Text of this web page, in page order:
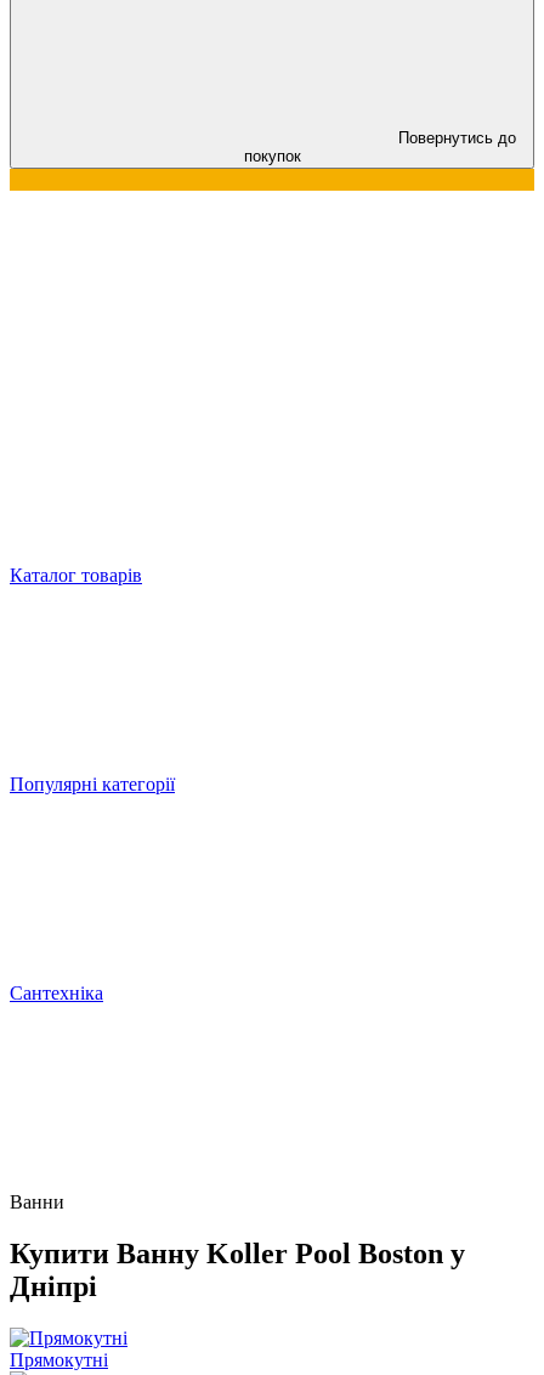
Повернутись до
покупок
Каталог товарів
Популярні категорії
Сантехніка
Ванни
Купити Ванну Koller Pool Boston у
Дніпрі
Прямокутні